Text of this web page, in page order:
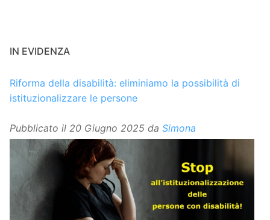
IN EVIDENZA
Riforma della disabilità: eliminiamo la possibilità di
istituzionalizzare le persone
Pubblicato il 20 Giugno 2025 da Simona